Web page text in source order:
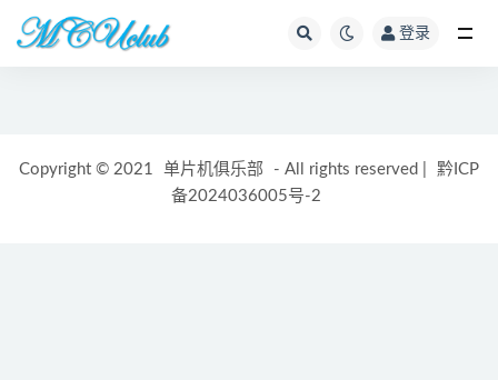
登录
Copyright © 2021 单片机俱乐部 - All rights reserved
黔ICP
备2024036005号-2